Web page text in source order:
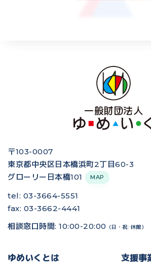
〒103-0007
東京都中央区日本橋浜町2丁目60-3
グローリー日本橋101
MAP
tel: 03-3664-5551
fax: 03-3662-4441
相談窓口時間: 10:00-20:00
（日・祝: 休館）
ゆめいくとは 支援事